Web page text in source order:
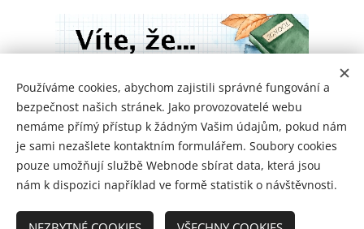
Používáme cookies, abychom zajistili správné fungování a
bezpečnost našich stránek. Jako provozovatelé webu
nemáme přímý přístup k žádným Vašim údajům, pokud nám
je sami nezašlete kontaktním formulářem. Soubory cookies
pouze umožňují službě Webnode sbírat data, která jsou
nám k dispozici například ve formě statistik o návštěvnosti.